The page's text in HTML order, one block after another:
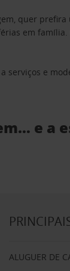
quer
em
serviços e
e a
ALUGUER DE